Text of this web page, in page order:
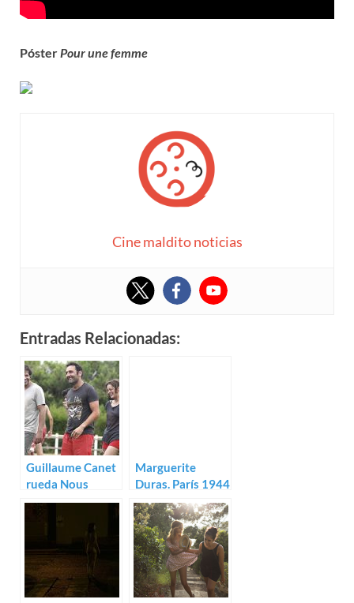
PósterPour une femme
Cine maldito noticias
Entradas Relacionadas:
Guillaume Canet
rueda Nous
finirons
Marguerite
Duras. París 1944
(Emmanuel
Finkiel)